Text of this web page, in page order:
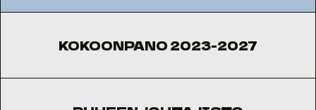
KOKOONPANO 2023-2027